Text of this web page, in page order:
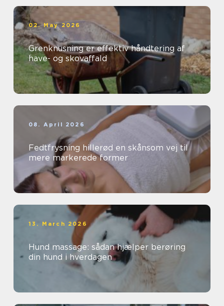
02. May 2026
Grenknusning er effektiv håndtering af
have- og skovaffald
08. April 2026
Fedtfrysning hillerød en skånsom vej til
mere markerede former
13. March 2026
Hund massage: sådan hjælper berøring
din hund i hverdagen